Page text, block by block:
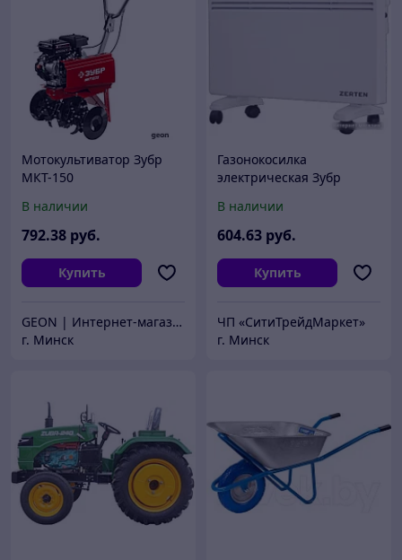
Мотокультиватор Зубр
МКТ-150
В наличии
792.38 руб.
Купить
GEON | Интернет-магазин техники
г. Минск
Газонокосилка
электрическая Зубр
В наличии
604.63 руб.
Купить
ЧП «СитиТрейдМаркет»
г. Минск